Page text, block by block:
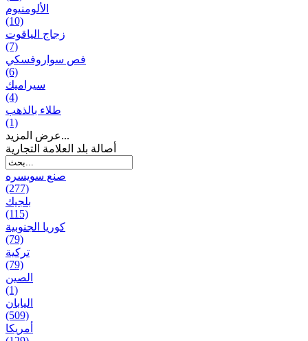
الألومنيوم
(10)
زجاج الياقوت
(7)
فص سواروفسكي
(6)
سيراميك
(4)
طلاء بالذهب
(1)
عرض المزيد...
أصالة بلد العلامة التجارية
صنع سویسره
(277)
بلجيك
(115)
كوريا الجنوبية
(79)
تركية
(79)
الصين
(1)
اليابان
(509)
أمريكا